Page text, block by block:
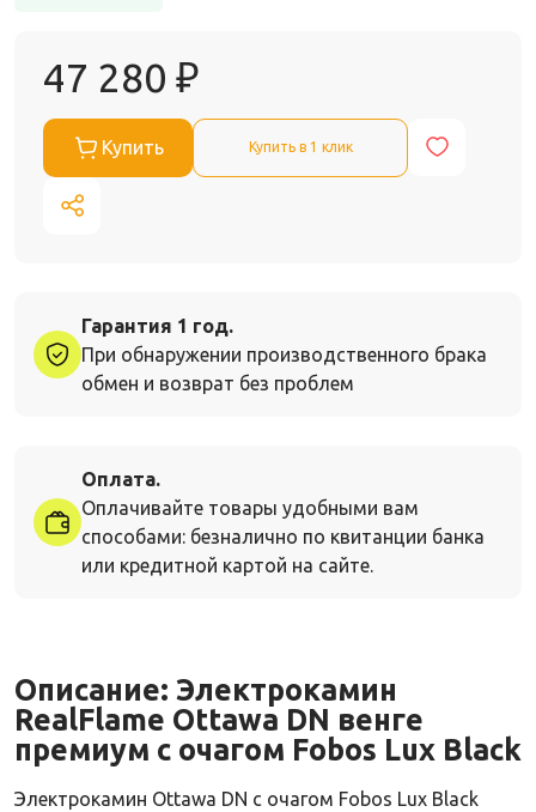
47 280 ₽
Купить Купить в 1 клик
Гарантия 1 год.
При обнаружении производственного брака
обмен и возврат без проблем
Оплата.
Оплачивайте товары удобными вам
способами: безналично по квитанции банка
или кредитной картой на сайте.
Описание: Электрокамин
RealFlame Ottawa DN венге
премиум с очагом Fobos Lux Black
Электрокамин Ottawa DN с очагом Fobos Lux Black